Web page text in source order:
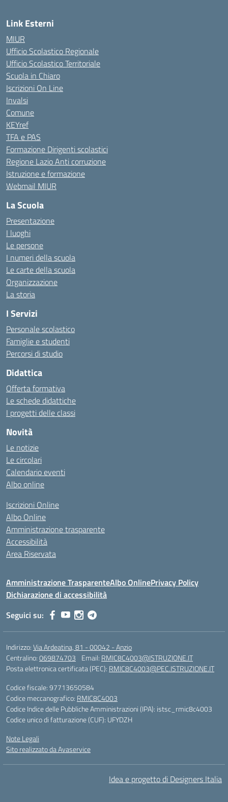
Link Esterni
MIUR
Ufficio Scolastico Regionale
Ufficio Scolastico Territoriale
Scuola in Chiaro
Iscrizioni On Line
Invalsi
Comune
KEYref
TFA e PAS
Formazione Dirigenti scolastici
Regione Lazio Anti corruzione
Istruzione e formazione
Webmail MIUR
La Scuola
Presentazione
I luoghi
Le persone
I numeri della scuola
Le carte della scuola
Organizzazione
La storia
I Servizi
Personale scolastico
Famiglie e studenti
Percorsi di studio
Didattica
Offerta formativa
Le schede didattiche
I progetti delle classi
Novità
Le notizie
Le circolari
Calendario eventi
Albo online
Iscrizioni Online
Albo Online
Amministrazione trasparente
Accessibilità
Area Riservata
Amministrazione TrasparenteAlbo OnlinePrivacy Policy
Dichiarazione di accessibilità
Seguici su:
Indirizzo:Via Ardeatina, 81 - 00042 - Anzio
Centralino:069874703 Email: RMIC8C4003@ISTRUZIONE.IT
Posta elettronica certificata (PEC): RMIC8C4003@PEC.ISTRUZIONE.IT
Codice fiscale: 97713650584
Codice meccanografico: RMIC8C4003
Codice Indice delle Pubbliche Amministrazioni (IPA): istsc_rmic8c4003
Codice unico di fatturazione (CUF): UFYDZH
Note Legali
Sito realizzato da Avaservice
Idea e progetto di Designers Italia